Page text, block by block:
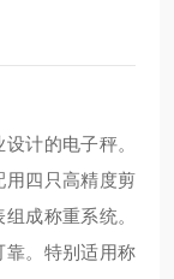
计的电子秤。
用四只高精度剪
成称重系统。
靠。特别适用称